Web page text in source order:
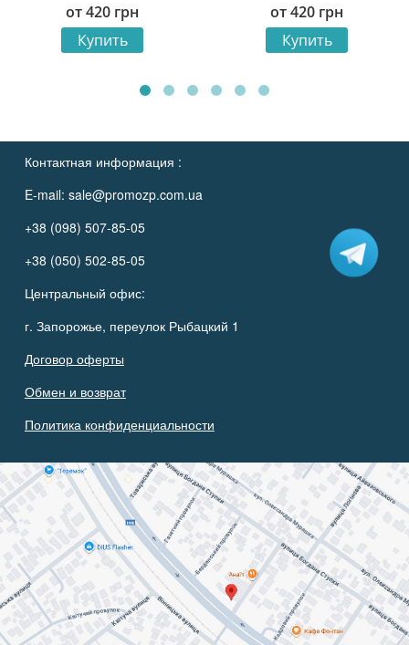
от420 грн
Купить
от420 грн
Купить
Контактная информация :
E-mail: sale@promozp.com.ua
+38 (098) 507-85-05
+38 (050) 502-85-05
Центральный офис:
г. Запорожье, переулок Рыбацкий 1
Договор оферты
Обмен и возврат
Политика конфиденциальности